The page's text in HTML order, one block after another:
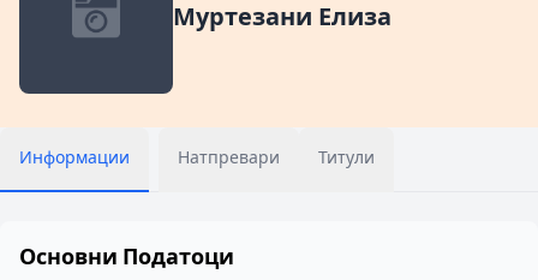
Муртезани Елиза
Информации Натпревари Титули
Основни Податоци